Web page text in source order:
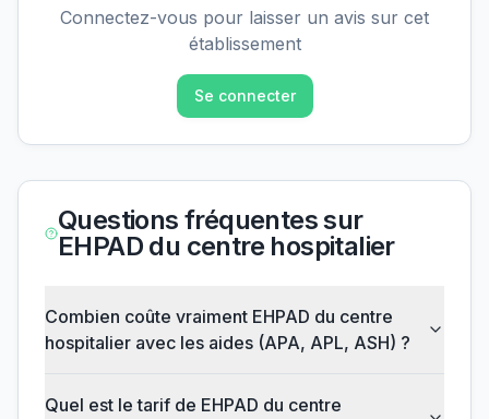
Connectez-vous pour laisser un avis sur cet
établissement
Se connecter
Questions fréquentes sur
EHPAD du centre hospitalier
Combien coûte vraiment EHPAD du centre
hospitalier avec les aides (APA, APL, ASH) ?
Quel est le tarif de EHPAD du centre